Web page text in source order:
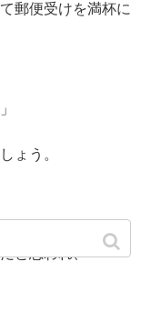
郵便受けを満杯に
ょう。
と思われ、